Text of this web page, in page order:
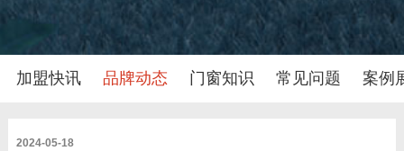
加盟快讯 品牌动态 门窗知识 常见问题 案例
2024-05-18